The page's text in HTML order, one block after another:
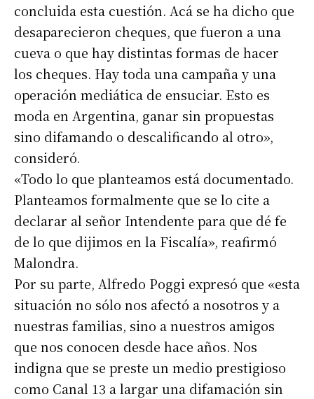
concluida esta cuestión. Acá se ha dicho que
desaparecieron cheques, que fueron a una
cueva o que hay distintas formas de hacer
los cheques. Hay toda una campaña y una
operación mediática de ensuciar. Esto es
moda en Argentina, ganar sin propuestas
sino difamando o descalificando al otro»,
consideró.
«Todo lo que planteamos está documentado.
Planteamos formalmente que se lo cite a
declarar al señor Intendente para que dé fe
de lo que dijimos en la Fiscalía», reafirmó
Malondra.
Por su parte, Alfredo Poggi expresó que «esta
situación no sólo nos afectó a nosotros y a
nuestras familias, sino a nuestros amigos
que nos conocen desde hace años. Nos
indigna que se preste un medio prestigioso
como Canal 13 a largar una difamación sin